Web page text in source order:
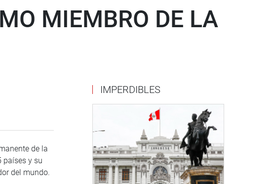
MIEMBRO DE LA
de la
países y su
del mundo.
IMPERDIBLES